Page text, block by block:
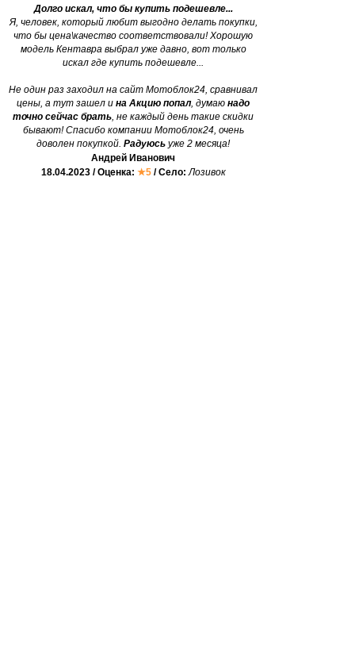
Долго искал, что бы купить подешевле...
Я, человек, который любит выгодно делать покупки,
что бы цена\качество соответствовали! Хорошую
модель Кентавра выбрал уже давно, вот только
искал где купить подешевле...
Не один раз заходил на сайт Мотоблок24, сравнивал
цены, а тут зашел и на Акцию попал, думаю надо
точно сейчас брать, не каждый день такие скидки
бывают! Спасибо компании Мотоблок24, очень
доволен покупкой. Радуюсь уже 2 месяца!
Андрей Иванович
18.04.2023 / Оценка: ★5 / Село: Лозивок